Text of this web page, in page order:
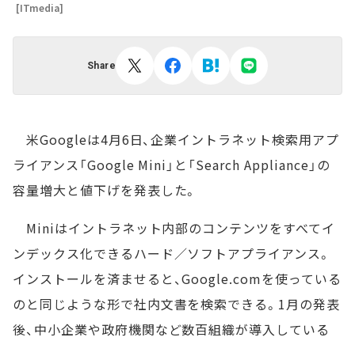
[ITmedia]
Share
米Googleは4月6日、企業イントラネット検索用アプ
ライアンス「Google Mini」と「Search Appliance」の
容量増大と値下げを発表した。
Miniはイントラネット内部のコンテンツをすべてイ
ンデックス化できるハード／ソフトアプライアンス。
インストールを済ませると、Google.comを使っている
のと同じような形で社内文書を検索できる。1月の発表
後、中小企業や政府機関など数百組織が導入している